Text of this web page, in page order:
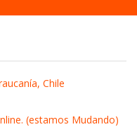
Chile
(estamos Mudando)